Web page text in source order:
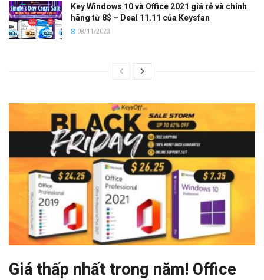
Key Windows 10 và Office 2021 giá rẻ và chính
hãng từ 8$ – Deal 11.11 của Keysfan
08/11/2023
Giá thấp nhất trong năm! Office